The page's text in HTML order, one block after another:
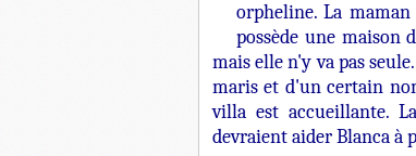
orpheline. La
possède une maison
mais elle n'y va pas
maris et d'un certain
villa est accueillante.
devraient aider Blanca à